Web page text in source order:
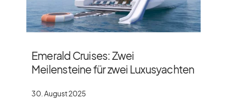
Emerald Cruises: Zwei
Meilensteine für zwei Luxusyachten
30. August 2025